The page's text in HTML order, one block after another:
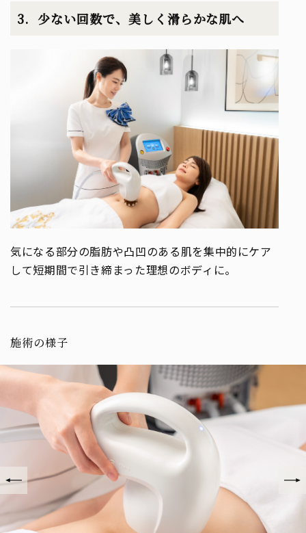
少ない回数で、美しく滑らかな肌へ
気になる部分の脂肪や凸凹のある肌を集中的にケア
して短期間で引き締まった理想のボディに。
施術の様子